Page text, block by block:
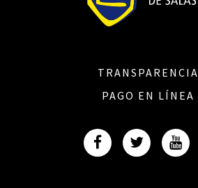
TRANSPARENCIA
PAGO EN LÍNEA